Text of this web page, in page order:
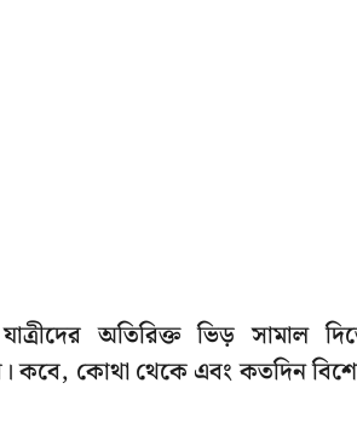
অতিরিক্ত ভিড় সামাল
কবে, কোথা থেকে এবং কতদিন